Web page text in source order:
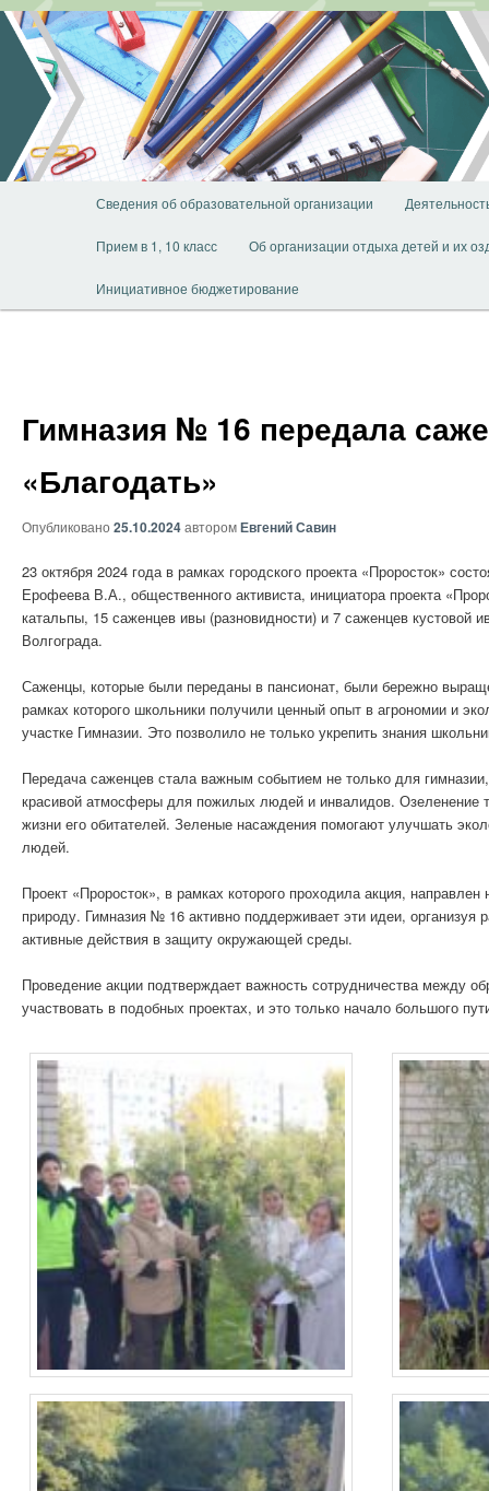
Перейти
основному
содержимому
Сведения об образовательной организации
Прием в 1, 10 класс Об организации отдыха детей и их
Инициативное бюджетирование
Гимназия № 16 передала
«Благодать»
Опубликовано 25.10.2024авторомЕвгений Савин
23 октября 2024 года в рамках городского проекта «Проросток»
Ерофеева В.А., общественного активиста, инициатора проекта
катальпы, 15 саженцев ивы (разновидности) и 7 саженцев
Волгограда.
Саженцы, которые были переданы в пансионат, были бережно
рамках которого школьники получили ценный опыт в агрономии и
участке Гимназии. Это позволило не только укрепить знания
Передача саженцев стала важным событием не только для
красивой атмосферы для пожилых людей и инвалидов. Озеленение
жизни его обитателей. Зеленые насаждения помогают улучшать
людей.
Проект «Проросток», в рамках которого проходила акция,
природу. Гимназия № 16 активно поддерживает эти идеи,
активные действия в защиту окружающей среды.
Проведение акции подтверждает важность сотрудничества между
участвовать в подобных проектах, и это только начало большого